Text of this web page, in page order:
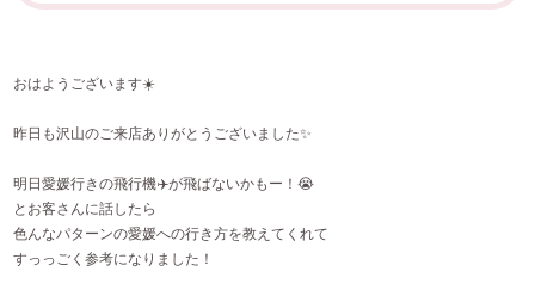
おはようございます☀️
昨日も沢山のご来店ありがとうございました✨️
明日愛媛行きの飛行機✈️が飛ばないかもー！😭
とお客さんに話したら
色んなパターンの愛媛への行き方を教えてくれて
すっっごく参考になりました！